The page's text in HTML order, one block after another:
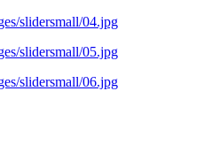
slidersmall/04.jpg
slidersmall/05.jpg
slidersmall/06.jpg